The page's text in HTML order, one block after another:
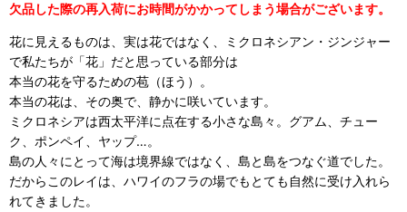
欠品した際の再入荷にお時間がかかってしまう場合がございます。
花に見えるものは、実は花ではなく、ミクロネシアン・ジンジャー
で私たちが「花」だと思っている部分は
本当の花を守るための苞（ほう）。
本当の花は、その奥で、静かに咲いています。
ミクロネシアは西太平洋に点在する小さな島々。グアム、チュー
ク、ポンペイ、ヤップ…。
島の人々にとって海は境界線ではなく、島と島をつなぐ道でした。
だからこのレイは、ハワイのフラの場でもとても自然に受け入れら
れてきました。